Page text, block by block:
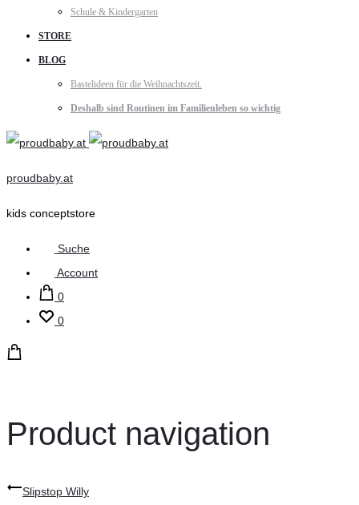
Schule & Kindergarten
STORE
BLOG
Bastelideen für die Weihnachtszeit.
Deshalb sind Routinen im Familienleben so wichtig
proudbaby.at
kids conceptstore
Suche
Account
0
0
Product navigation
Slipstop Willy